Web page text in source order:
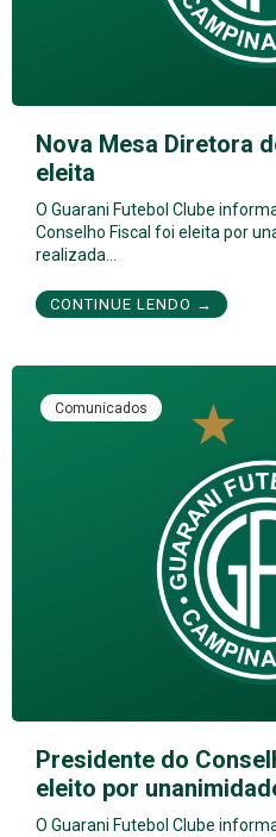
Nova Mesa Diretora
eleita
O Guarani Futebol Clube
Conselho Fiscal foi eleita por
realizada…
CONTINUE LENDO →
Comunicados
Presidente do
eleito por
O Guarani Futebol Clube